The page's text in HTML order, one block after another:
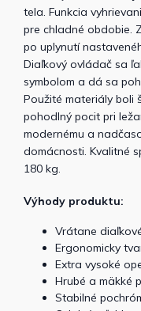
tela. Funkcia
pre chladné obdobie.
po uplynutí
Diaľkový ovládač sa
symbolom a dá sa
Použité materiály boli
pohodlný pocit pri
modernému a
domácnosti. Kvalitné
180 kg.
Výhody produktu:
Vrátane
Ergonomicky
Extra vysoké
Hrubé a mäkké
Stabilné